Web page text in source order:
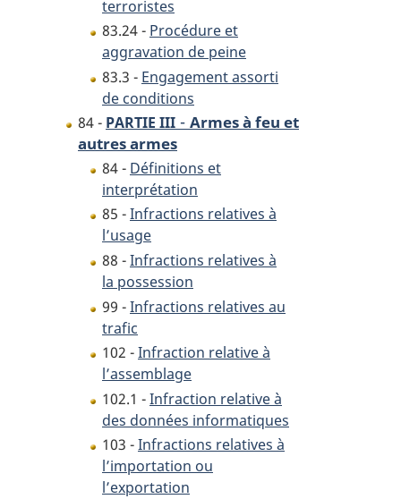
terroristes
83.24 - Procédure et
aggravation de peine
83.3 - Engagement assorti
de conditions
84 - PARTIE III - Armes à feu et
autres armes
84 - Définitions et
interprétation
85 -Infractions relatives à
l’usage
88 -Infractions relatives à
la possession
99 -Infractions relatives au
trafic
102 -Infraction relative à
l’assemblage
102.1 -Infraction relative à
des données informatiques
103 -Infractions relatives à
l’importation ou
l’exportation